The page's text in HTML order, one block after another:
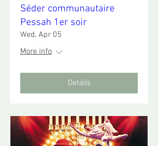
Séder communautaire
Pessah 1er soir
Wed, Apr 05
More info
Details